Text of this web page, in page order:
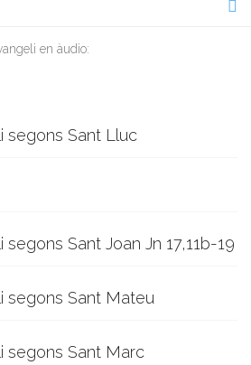
en àudio:
segons Sant Lluc
segons Sant Joan Jn 17,11b-19
segons Sant Mateu
segons Sant Marc